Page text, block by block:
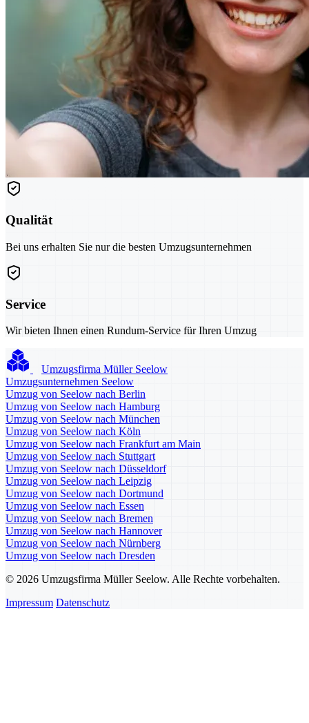
Qualität
Bei uns erhalten Sie nur die besten Umzugsunternehmen
Service
Wir bieten Ihnen einen Rundum-Service für Ihren Umzug
Umzugsfirma Müller Seelow
Umzugsunternehmen Seelow
Umzug von Seelow nach Berlin
Umzug von Seelow nach Hamburg
Umzug von Seelow nach München
Umzug von Seelow nach Köln
Umzug von Seelow nach Frankfurt am Main
Umzug von Seelow nach Stuttgart
Umzug von Seelow nach Düsseldorf
Umzug von Seelow nach Leipzig
Umzug von Seelow nach Dortmund
Umzug von Seelow nach Essen
Umzug von Seelow nach Bremen
Umzug von Seelow nach Hannover
Umzug von Seelow nach Nürnberg
Umzug von Seelow nach Dresden
© 2026 Umzugsfirma Müller Seelow. Alle Rechte vorbehalten.
Impressum Datenschutz